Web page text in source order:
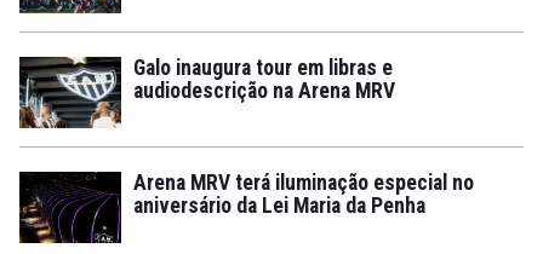
Galo inaugura tour em libras e
audiodescrição na Arena MRV
Arena MRV terá iluminação especial no
aniversário da Lei Maria da Penha